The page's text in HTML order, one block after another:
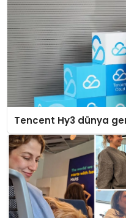
Tencent Hy3 dünya